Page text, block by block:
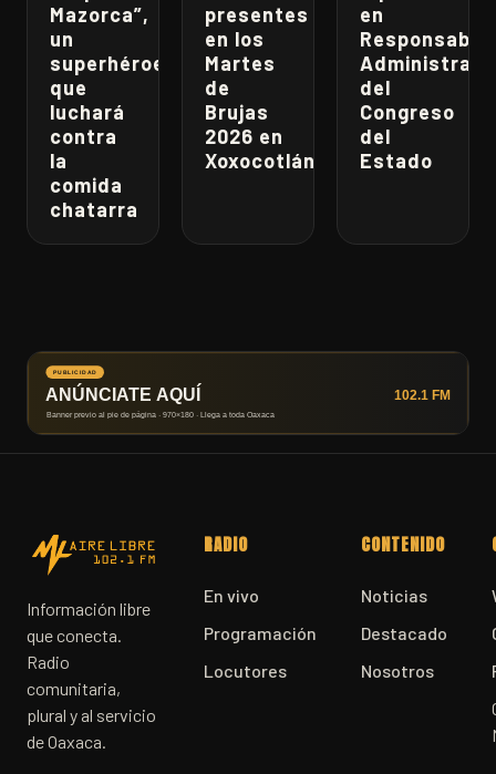
Mazorca”,
un
superhéroe
que
luchará
contra
la
comida
chatarra
presentes
en los
Martes
de
Brujas
2026 en
Xoxocotlán
en
del
Congreso
del
Estado
Información libre
que conecta.
Radio
comunitaria,
plural y al servicio
de Oaxaca.
RADIO
En vivo
Programación
Locutores
CONTENIDO
Noticias
Destacado
Nosotros